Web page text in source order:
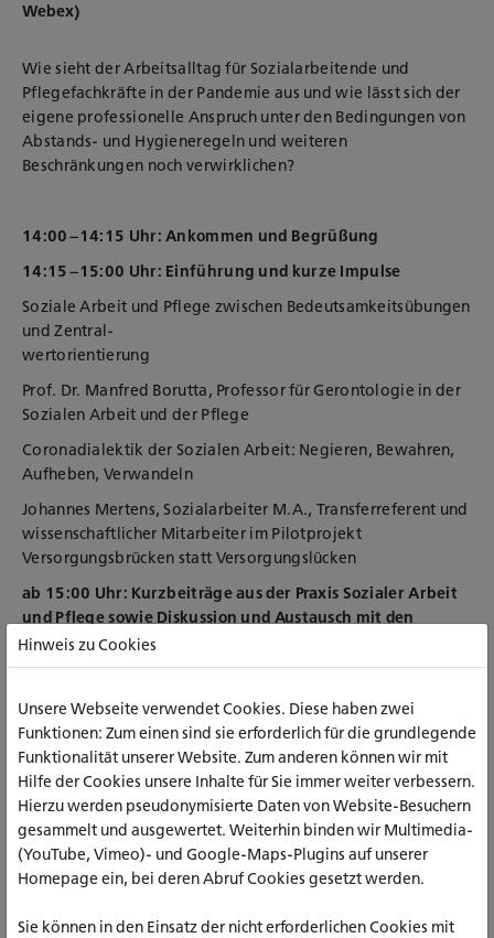
Webex)
Wie sieht der Arbeitsalltag für Sozialarbeitende und
Pflegefachkräfte in der Pandemie aus und wie lässt sich der
eigene professionelle Anspruch unter den Bedingungen von
Abstands- und Hygieneregeln und weiteren
Beschränkungen noch verwirklichen?
14:00–14:15 Uhr: Ankommen und Begrüßung
14:15–15:00 Uhr: Einführung und kurze Impulse
Soziale Arbeit und Pflege zwischen Bedeutsamkeitsübungen
und Zentral-
wertorientierung
Prof. Dr. Manfred Borutta, Professor für Gerontologie in der
Sozialen Arbeit und der Pflege
Coronadialektik der Sozialen Arbeit: Negieren, Bewahren,
Aufheben, Verwandeln
Johannes Mertens, Sozialarbeiter M.A., Transferreferent und
wissenschaftlicher Mitarbeiter im Pilotprojekt
Versorgungsbrücken statt Versorgungslücken
ab 15:00 Uhr: Kurzbeiträge aus der Praxis Sozialer Arbeit
und Pflege sowie Diskussion und Austausch mit den
Teilnehmer*innen
Norbert Nagel, Dipl.-Sozialarbeiter, Leiter des Sozialen
Dienstes Alexianer-Krankenhaus Aachen (Psychiatrische
Versorgung, Sozialdienst)
Melina Pitz, Gesundheits- und Krankenpflegerin
(psychiatrische Pflege)
Andreas Joisten, Gesundheits- und Krankenpfleger, UKA,
Personalratsmitglied Uniklinikum Aachen (klinischen Pflege)
Hinweis zu Cookies
Unsere Webseite verwendet Cookies. Diese haben zwei
Funktionen: Zum einen sind sie erforderlich für die grundlegende
Funktionalität unserer Website. Zum anderen können wir mit
Hilfe der Cookies unsere Inhalte für Sie immer weiter verbessern.
Hierzu werden pseudonymisierte Daten von Website-Besuchern
gesammelt und ausgewertet. Weiterhin binden wir Multimedia-
(YouTube, Vimeo)- und Google-Maps-Plugins auf unserer
Homepage ein, bei deren Abruf Cookies gesetzt werden.
Sie können in den Einsatz der nicht erforderlichen Cookies mit